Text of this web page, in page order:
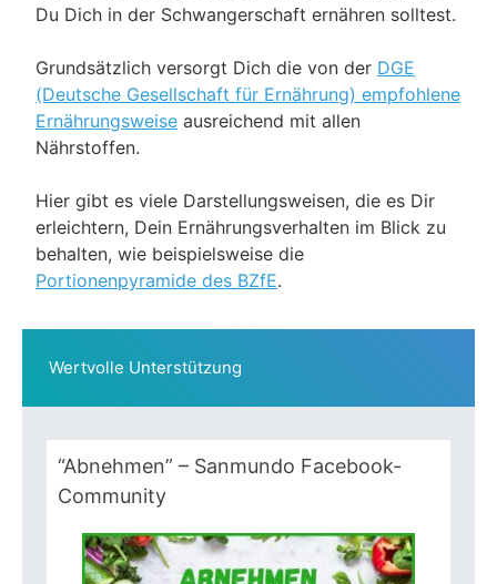
Du Dich in der Schwangerschaft ernähren solltest.
Grundsätzlich versorgt Dich die von der DGE
(Deutsche Gesellschaft für Ernährung) empfohlene
Ernährungsweise ausreichend mit allen
Nährstoffen.
Hier gibt es viele Darstellungsweisen, die es Dir
erleichtern, Dein Ernährungsverhalten im Blick zu
behalten, wie beispielsweise die
Portionenpyramide des BZfE.
Wertvolle Unterstützung
“Abnehmen” – Sanmundo Facebook-
Community